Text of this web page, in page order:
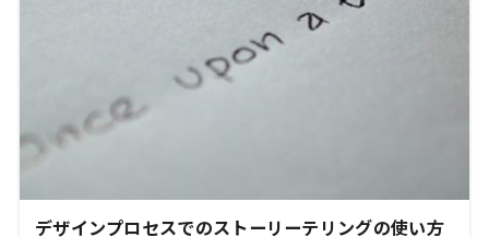
デザインプロセスでのストーリーテリングの使い方